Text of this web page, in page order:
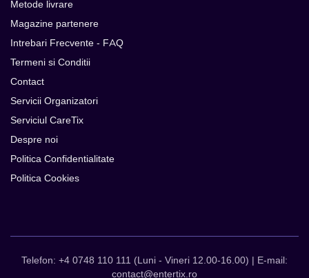
Metode livrare
Magazine partenere
Intrebari Frecvente - FAQ
Termeni si Conditii
Contact
Servicii Organizatori
Serviciul CareTix
Despre noi
Politica Confidentialitate
Politica Cookies
Telefon: +4 0748 110 111 (Luni - Vineri 12.00-16.00) | E-mail:
contact@entertix.ro